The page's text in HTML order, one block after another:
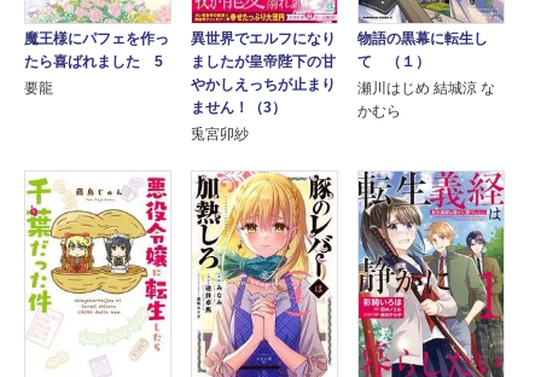
魔王様にパフェを作っ
たら喜ばれました 5
要龍
異世界でエルフになり
ましたが皇帝陛下の甘
やかしえっちが止まり
ません！（3）
兎宮卯紗
物語の黒幕に転生し
て （１）
瀬川はじめ 結城涼 な
かむら